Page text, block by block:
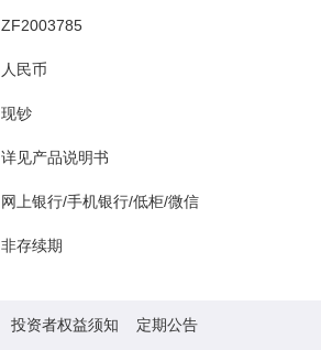
ZF2003785
人民币
现钞
详见产品说明书
网上银行/手机银行/低柜/微信
非存续期
投资者权益须知 定期公告